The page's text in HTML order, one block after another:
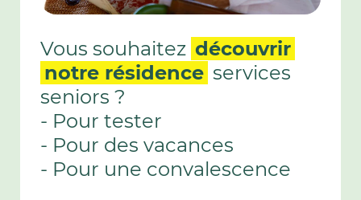
Vous souhaitez découvrir
notre résidence services
seniors ?
- Pour tester
- Pour des vacances
- Pour une convalescence